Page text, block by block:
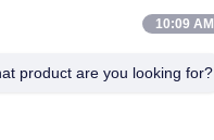
10:09 AM
product are you looking for?